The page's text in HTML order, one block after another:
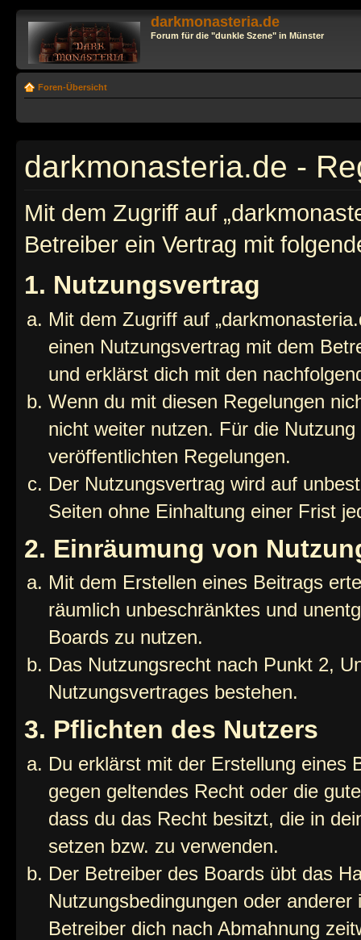
darkmonasteria.de
Forum für die "dunkle Szene" in Münster
Foren-Übersicht
darkmonasteria.de -
Mit dem Zugriff auf
Betreiber ein Vertrag mit
1. Nutzungsvertrag
Mit dem Zugriff auf
einen Nutzungsvertrag mit dem
und erklärst dich mit den
Wenn du mit diesen Regelungen
nicht weiter nutzen. Für die
veröffentlichten Regelungen.
Der Nutzungsvertrag wird auf
Seiten ohne Einhaltung einer Frist
2. Einräumung von
Mit dem Erstellen eines Beitrags
räumlich unbeschränktes und
Boards zu nutzen.
Das Nutzungsrecht nach Punkt 2,
Nutzungsvertrages bestehen.
3. Pflichten des Nutzers
Du erklärst mit der Erstellung eines
gegen geltendes Recht oder die
dass du das Recht besitzt, die in
setzen bzw. zu verwenden.
Der Betreiber des Boards übt das
Nutzungsbedingungen oder
Betreiber dich nach Abmahnung